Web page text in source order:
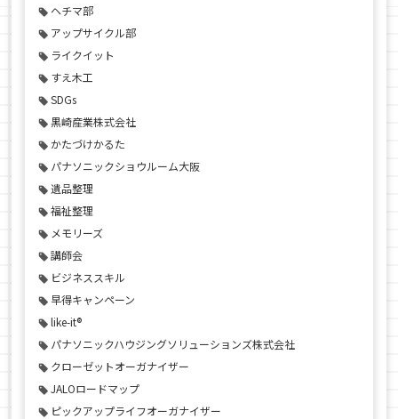
ヘチマ部
アップサイクル部
ライクイット
すえ木工
SDGs
黒崎産業株式会社
かたづけかるた
パナソニックショウルーム大阪
遺品整理
福祉整理
メモリーズ
講師会
ビジネススキル
早得キャンペーン
like-it®
パナソニックハウジングソリューションズ株式会社
クローゼットオーガナイザー
JALOロードマップ
ピックアップライフオーガナイザー